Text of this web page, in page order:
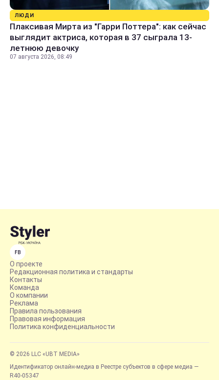
ЛЮДИ
Плаксивая Мирта из "Гарри Поттера": как сейчас
выглядит актриса, которая в 37 сыграла 13-
летнюю девочку
07 августа 2026, 08:49
FB
О проекте
Редакционная политика и стандарты
Контакты
Команда
О компании
Реклама
Правила пользования
Правовая информация
Политика конфиденциальности
© 2026 LLC «UBT MEDIA»
Идентификатор онлайн-медиа в Реестре субъектов в сфере медиа —
R40-05347